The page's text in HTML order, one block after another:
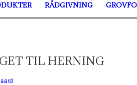
RÅDGIVNING
TIL HERNING